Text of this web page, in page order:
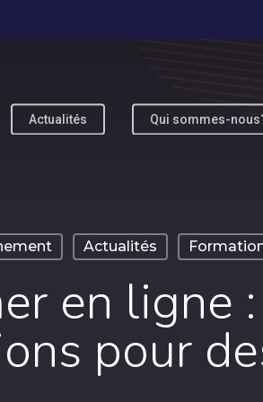
fermer
Actualités Qui sommes-
Actualités
en ligne
pour